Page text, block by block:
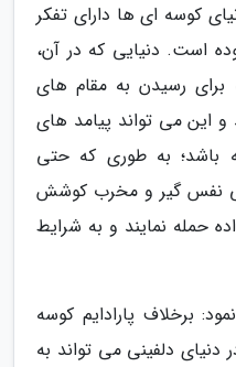
کوسه ای ها دارای تفکر
است. دنیایی که در آن،
رسیدن به مقام های
و این می تواند پیامد های
باشد؛ به طوری که حتی
نفس گیر و مخرب کوشش
حمله نمایند و به شرایط
برخلاف پارادایم کوسه
دلفینی می تواند به